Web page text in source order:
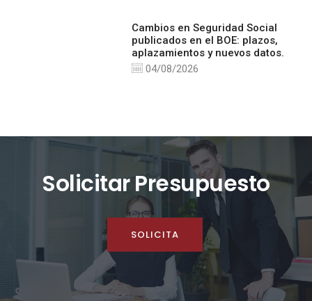
Cambios en Seguridad Social
publicados en el BOE: plazos,
aplazamientos y nuevos datos.
04/08/2026
Solicitar Presupuesto
SOLICITA